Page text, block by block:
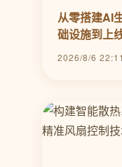
从零搭建AI
础设施到上
2026/8/6